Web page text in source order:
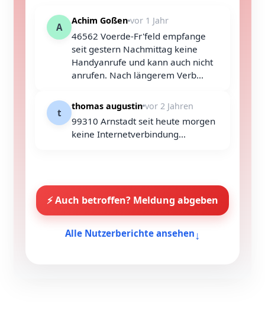
A
Achim Goßen vor 1 Jahr
46562 Voerde-Fr'feld empfange
seit gestern Nachmittag keine
Handyanrufe und kann auch nicht
anrufen. Nach längerem Verb...
t
thomas augustin vor 2 Jahren
99310 Arnstadt seit heute morgen
keine Internetverbindung...
⚡ Auch betroffen? Meldung abgeben
Alle Nutzerberichte ansehen ↓